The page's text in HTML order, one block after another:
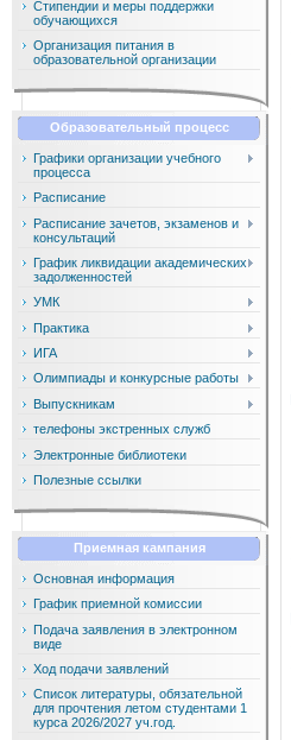
Стипендии и меры поддержки
обучающихся
Организация питания в
образовательной организации
Образовательный процесс
Графики организации учебного
процесса
Расписание
Расписание зачетов, экзаменов и
консультаций
График ликвидации академических
задолженностей
УМК
Практика
ИГА
Олимпиады и конкурсные работы
Выпускникам
телефоны экстренных служб
Электронные библиотеки
Полезные ссылки
Приемная кампания
Основная информация
График приемной комиссии
Подача заявления в электронном
виде
Ход подачи заявлений
Список литературы, обязательной
для прочтения летом студентами 1
курса 2026/2027 уч.год.